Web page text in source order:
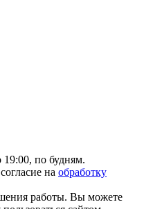
19:00, по будням.
на обработку
работы. Вы можете